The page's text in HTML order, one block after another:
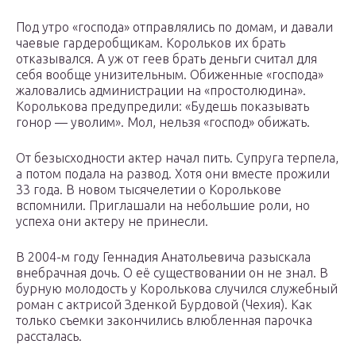
Под утро «господа» отправлялись по домам, и давали
чаевые гардеробщикам. Корольков их брать
отказывался. А уж от геев брать деньги считал для
себя вообще унизительным. Обиженные «господа»
жаловались администрации на «простолюдина».
Королькова предупредили: «Будешь показывать
гонор — уволим». Мол, нельзя «господ» обижать.
От безысходности актер начал пить. Супруга терпела,
а потом подала на развод. Хотя они вместе прожили
33 года. В новом тысячелетии о Королькове
вспомнили. Приглашали на небольшие роли, но
успеха они актеру не принесли.
В 2004-м году Геннадия Анатольевича разыскала
внебрачная дочь. О её существовании он не знал. В
бурную молодость у Королькова случился служебный
роман с актрисой Зденкой Бурдовой (Чехия). Как
только съемки закончились влюбленная парочка
рассталась.